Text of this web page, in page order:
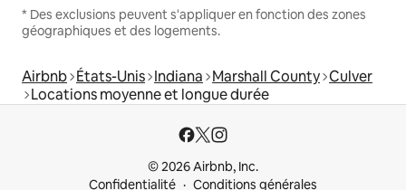
* Des exclusions peuvent s'appliquer en fonction des zones
géographiques et des logements.
Airbnb États-Unis Indiana Marshall County Culver
Locations moyenne et longue durée
© 2026 Airbnb, Inc.
Confidentialité
Conditions générales